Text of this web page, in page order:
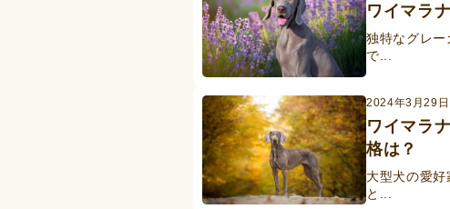
ワイマラ
独特なグレ
で...
2024年3月29日
ワイマラ
格は？
大型犬の愛
と...